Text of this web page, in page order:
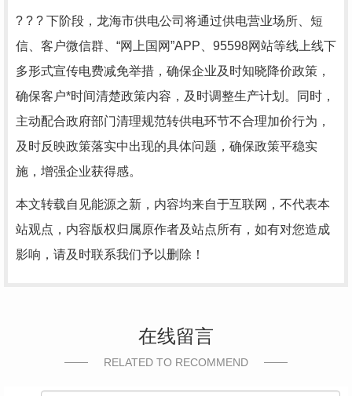
? ? ? 下阶段，龙海市供电公司将通过供电营业场所、短
信、客户微信群、“网上国网”APP 95598网站等线上线下
多形式宣传电费减免举措，确保企业及时知晓降价政策，
确保客户*时间清楚政策内容，及时调整生产计划。同时，
主动配合政府部门清理规范转供电环节不合理加价行为，
及时反映政策落实中出现的具体问题，确保政策平稳实
施，增强企业获得感。
本文转载自见能源之新，内容均来自于互联网，不代表本
站观点，内容版权归属原作者及站点所有，如有对您造成
影响，请及时联系我们予以删除！
在线留言
RELATED TO RECOMMEND